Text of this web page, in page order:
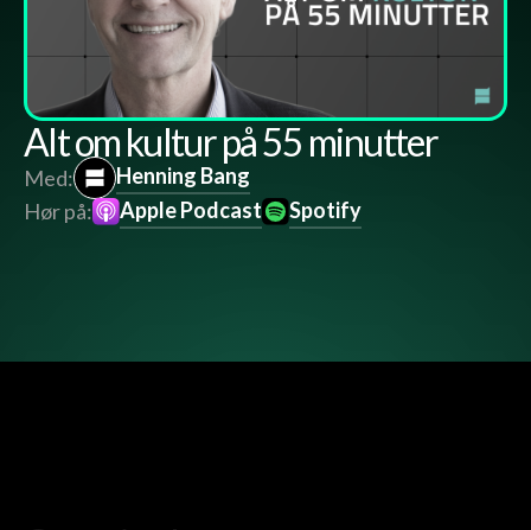
Alt om kultur på 55 minutter
Med:
Henning Bang
Hør på:
Apple Podcast Spotify